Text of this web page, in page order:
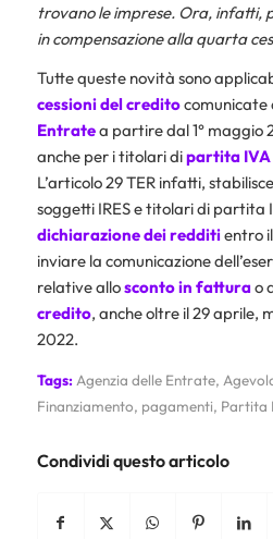
trovano le imprese. Ora, infatti,
in compensazione alla quarta
Tutte queste novità sono
cessioni del creditocomunicate
Entratea partire dal 1° maggio
anche per i titolari dipartita IVA
L’articolo 29 TER infatti,
soggetti IRES e titolari di partita
dichiarazione dei redditientro
inviare la comunicazione
relative allosconto in fatturao
credito, anche oltre il 29 aprile,
2022.
Tags:Agenzia delle Entrate,
Finanziamento, pagamenti, Partita
Condividi questo articolo